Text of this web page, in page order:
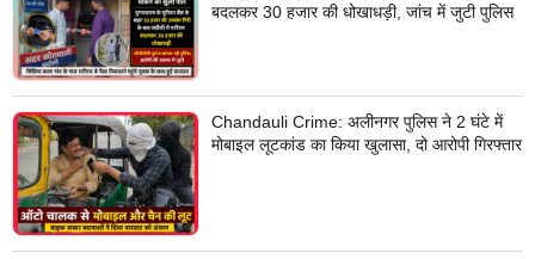
बदलकर 30 हजार की धोखाधड़ी, जांच में जुटी पुलिस
Chandauli Crime: अलीनगर पुलिस ने 2 घंटे में
मोबाइल लूटकांड का किया खुलासा, दो आरोपी गिरफ्तार